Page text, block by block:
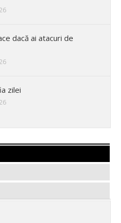
dacă ai atacuri de
zilei